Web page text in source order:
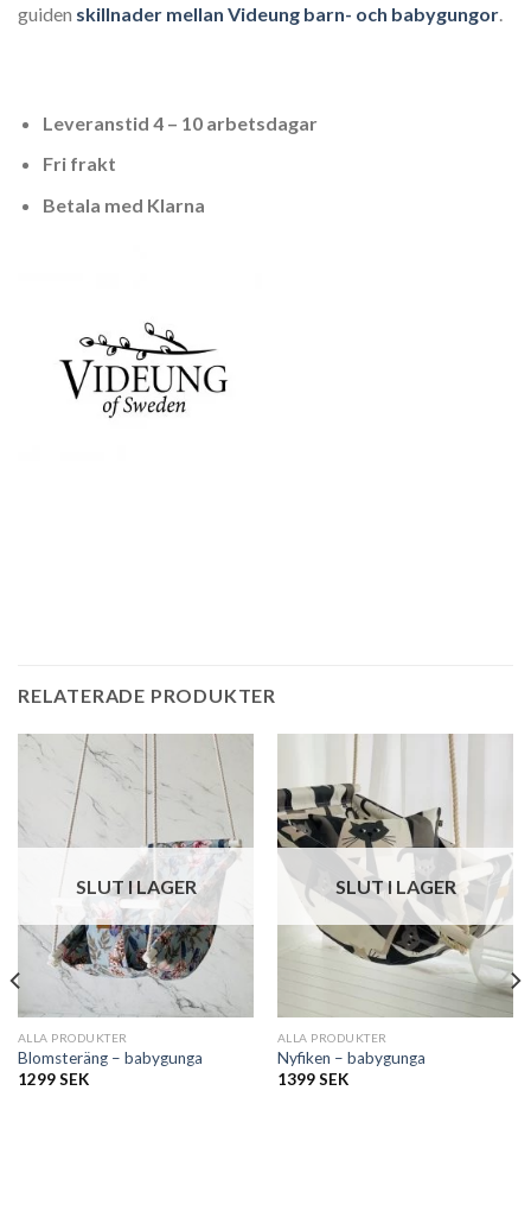
guiden skillnader mellan Videung barn- och babygungor.
Leveranstid 4 – 10 arbetsdagar
Fri frakt
Betala med Klarna
RELATERADE PRODUKTER
SLUT I LAGER
ALLA PRODUKTER
Blomsteräng – babygunga
1299SEK
SLUT I LAGER
ALLA PRODUKTER
Nyfiken – babygunga
1399SEK